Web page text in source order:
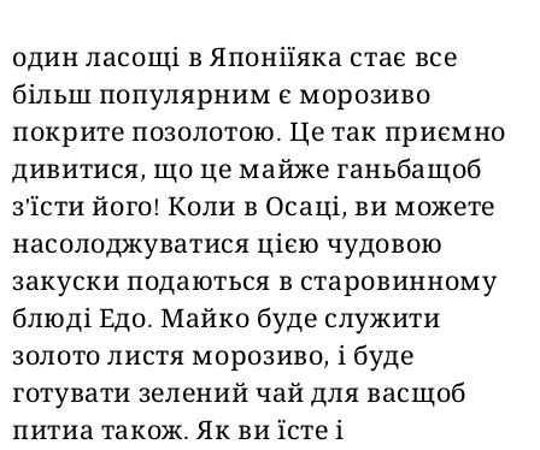
один ласощі в Японіїяка стає все
більш популярним є морозиво
покрите позолотою. Це так приємно
дивитися, що це майже ганьбащоб
з'їсти його! Коли в Осаці, ви можете
насолоджуватися цією чудовою
закуски подаються в старовинному
блюді Едо. Майко буде служити
золото листя морозиво, і буде
готувати зелений чай для васщоб
питиа також. Як ви їсте і